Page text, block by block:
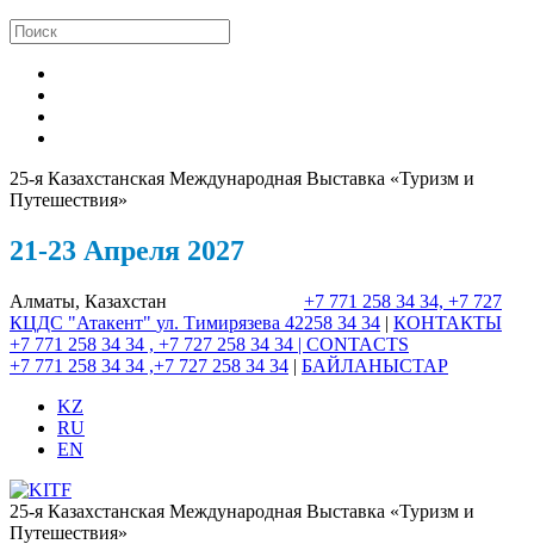
25-я Казахстанская Международная Выставка «Туризм и
Путешествия»
21-23 Апреля 2027
Алматы, Казахстан
КЦДС "Атакент" ул. Тимирязева 42
+7 771 258 34 34, +7 727
258 34 34 | КОНТАКТЫ
+7 771 258 34 34 , +7 727 258 34 34 | CONTACTS
+7 771 258 34 34 ,+7 727 258 34 34 | БАЙЛАНЫСТАР
KZ
RU
EN
25-я Казахстанская Международная Выставка «Туризм и
Путешествия»